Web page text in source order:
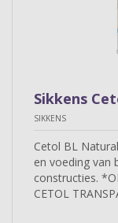
Sikkens
SIKKENS
Cetol BL
en voeding van
constructies.
CETOL